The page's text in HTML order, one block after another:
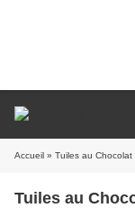
Accueil » Tuiles au Chocolat
Tuiles au